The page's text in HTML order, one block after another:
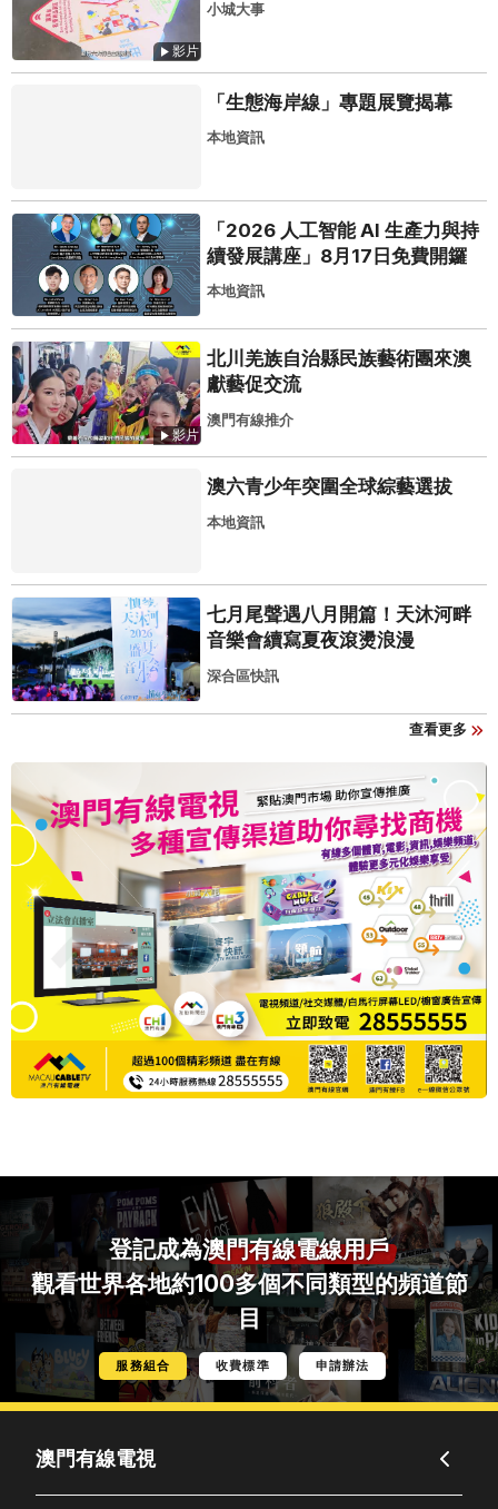
影片
小城大事
「生態海岸線」專題展覽揭幕
本地資訊
「2026 人工智能 AI 生產力與持
續發展講座」8月17日免費開鑼
本地資訊
影片
北川羌族自治縣民族藝術團來澳
獻藝促交流
澳門有線推介
澳六青少年突圍全球綜藝選拔
本地資訊
七月尾聲遇八月開篇！天沐河畔
音樂會續寫夏夜滾燙浪漫
深合區快訊
查看更多
登記成為澳門有線電線用戶
觀看世界各地約100多個不同類型的頻道節
目
服務組合 收費標準 申請辦法
澳門有線電視